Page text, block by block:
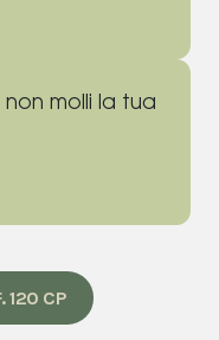
non molli la tua
120 CP